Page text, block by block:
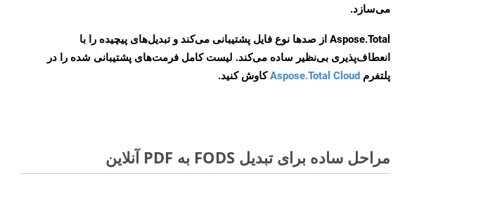
می‌سازد.
Aspose.Total از صدها نوع فایل پشتیبانی می‌کند و تبدیل‌های پیچیده را با
انعطاف‌پذیری بی‌نظیر ساده می‌کند. لیست کامل فرمت‌های پشتیبانی شده را در
پلتفرم Aspose.Total Cloudکاوش کنید.
مراحل ساده برای تبدیل FODS به PDF آنلاین